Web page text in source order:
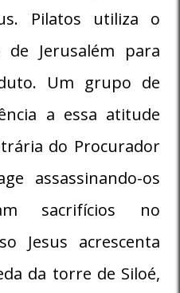
Pilatos utiliza o
Jerusalém para
Um grupo de
a essa atitude
do Procurador
assassinando-os
sacrifícios no
Jesus acrescenta
da torre de Siloé,